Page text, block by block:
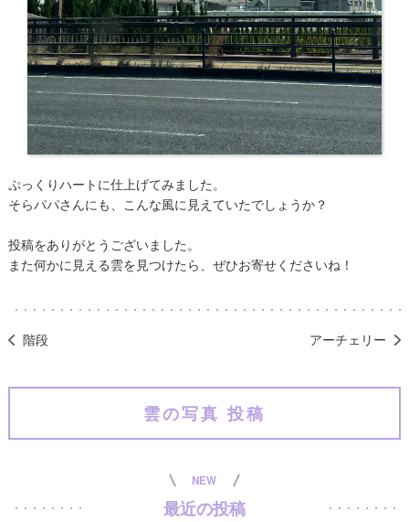
ぷっくりハートに仕上げてみました。
そらパパさんにも、こんな風に見えていたでしょうか？
投稿をありがとうございました。
また何かに見える雲を見つけたら、ぜひお寄せくださいね！
階段 アーチェリー
雲の写真 投稿
NEW
最近の投稿